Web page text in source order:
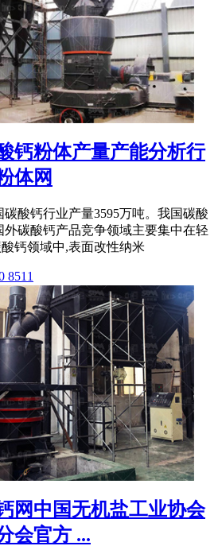
钙粉体产量产能分析行
体网
碳酸钙行业产量3595万吨。我国碳酸
外碳酸钙产品竞争领域主要集中在轻
钙领域中,表面改性纳米
8511
网中国无机盐工业协会
会官方 ...